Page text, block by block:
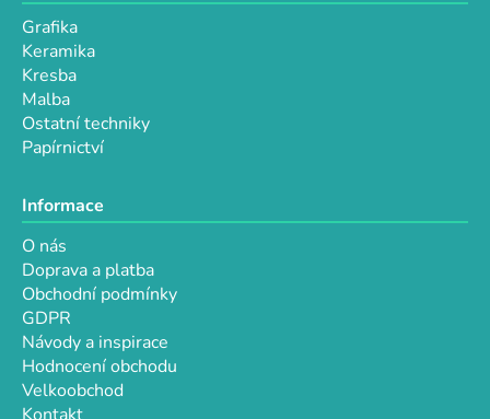
Grafika
Keramika
Kresba
Malba
Ostatní techniky
Papírnictví
Informace
O nás
Doprava a platba
Obchodní podmínky
GDPR
Návody a inspirace
Hodnocení obchodu
Velkoobchod